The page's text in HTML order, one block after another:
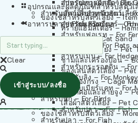
อุปกรณและผลิตภัณฑ์สำหรับสัตว์เ
ของใช้สำหรับสัตว์เลี้ยง –
ทรายแฮมสเตอร์ –
ทรายแมว – Cat Sand
ห้องน้ำสัตว์เลี้ยง – Pet
ชามและเครื่องป้อน –
ของเล่นสัตว์เลี้ยง – Pet
วัสดุรองกรง – Cage
ปลอกคอและสายจูง –
เสื้อผ้าสัตว์เลี้ยง – Pet
ของใช้สำหรับสัตว์เลี้ยง –
อุปกรณ์การฝึกสัตว์เลี้ย
แก็ดเจ็ตสำหรับสัตว์เลี้ย
อุปกรณ์เสริมอื่นๆ –
สำหรับหนูแกสบี้ – For
สำหรับสัตว์เลี้ยงลูกด้วยนม –
สำหรับแฮมสเตอร์ –
สำหรับเฟอเรท – For
สำหรับหนู – For Rats
สำหรับเม่น – For
สำหรับกระรอกดิน –
สำหรับลิง – For
สำหรับเมียร์แคท – For
สำหรับนก – For Birds
สำหรับปลา – For Fish
สำหรับปลา – For Fish
อาหารปลา – Fish Food
Clear
เข้าสู่ระบบ/ลงชื่อ